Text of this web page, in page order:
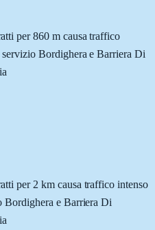
per 860 m causa traffico
Bordighera e Barriera Di
per 2 km causa traffico intenso
Bordighera e Barriera Di